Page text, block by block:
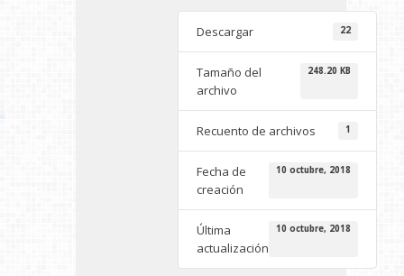
Descargar 22
Tamaño del
archivo
248.20 KB
Recuento de archivos 1
Fecha de
creación
10 octubre, 2018
Última
actualización
10 octubre, 2018